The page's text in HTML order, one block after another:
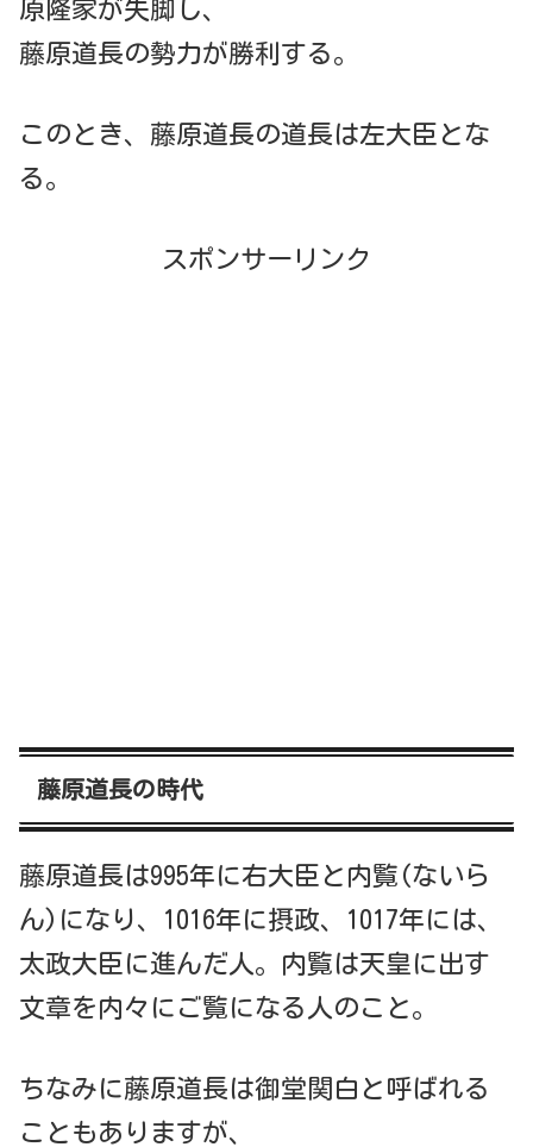
原隆家が失脚し、
藤原道長の勢力が勝利する。
このとき、藤原道長の道長は左大臣とな
る。
スポンサーリンク
藤原道長の時代
藤原道長は995年に右大臣と内覧(ないら
ん)になり、1016年に摂政、1017年には、
太政大臣に進んだ人。内覧は天皇に出す
文章を内々にご覧になる人のこと。
ちなみに藤原道長は御堂関白と呼ばれる
こともありますが、